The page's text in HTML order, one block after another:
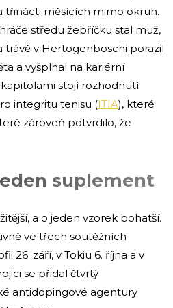
třinácti měsících mimo okruh.
středu žebříčku stal muž,
trávě v Hertogenboschi porazil
a vyšplhal na kariérní
stojí rozhodnutí
integritu tenisu (ITIA), které
zároveň potvrdilo, že
suplement
a o jeden vzorek bohatší.
ve třech soutěžních
26. září, v Tokiu 6. října a v
se přidal čtvrtý
antidopingové agentury